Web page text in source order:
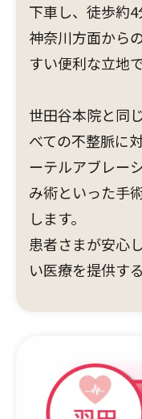
下車し、徒歩約
神奈川方面から
すい便利な立地で
世田谷本院と同
べての不整脈に
ーテルアブレー
み術といった手
します。
患者さまが安心
い医療を提供す